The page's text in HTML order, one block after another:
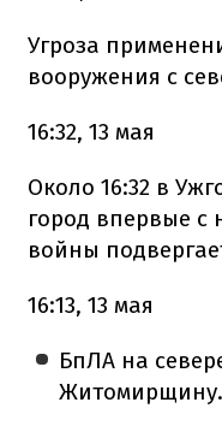
Угроза
вооружения с
16:32, 13 мая
Около 16:32 в
город впервые
войны
16:13, 13 мая
БпЛА на
Житомирщину.